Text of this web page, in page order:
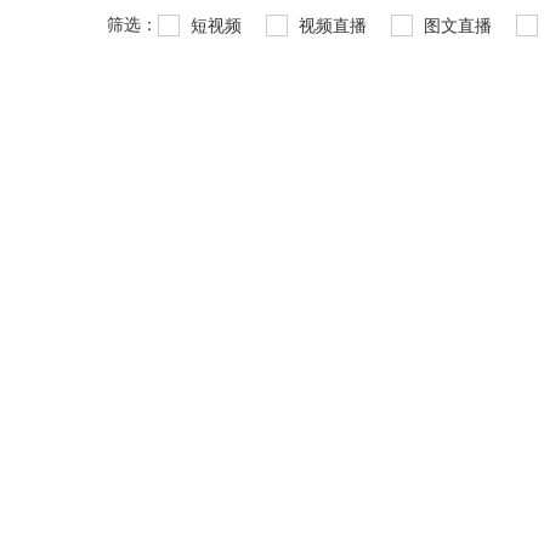
筛选： 短视频 视频直播 图文直播